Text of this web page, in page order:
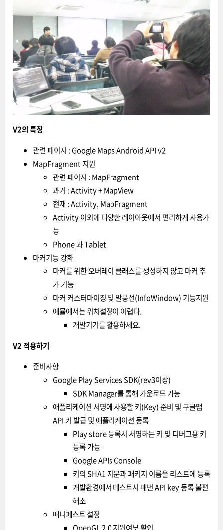
V2의 특징
관련 페이지 :Google Maps Android API v2
MapFragment 지원
관련 페이지 : MapFragment
과거 : Activity + MapView
현재 : Activity, MapFragment
Activity 이외에 다양한 레이아웃에서 편리하게 사용가
능
Phone 과 Tablet
마커기능 강화
마커를 위한 오버레이 클래스를 생성하지 않고 마커 추
가 기능
마커 커스터마이징 및 말풍선(InfoWindow) 기능지원
에뮬에서는 위치설정이 어렵다.
개발기기를 활용하세요.
V2 적용하기
준비사항
Google Play Services SDK(rev3이상)
SDK Manager를 통해 가운로드 가능
애플리케이션 서명에 사용할 키(Key) 준비 및 구글맵
API 키 발급 및 애플리케이션 등록
Play store 등록시 서명하는 키 및 디버그용 키
등록 가능
Google APIs Console
키의 SHA1 지문과 패키지 이름을 리스트에 등록
개발환경에서 테스트시 매번 API key 등록 불편
해소
매니페스트 설정
OpenGL 2.0 지원여부 확인